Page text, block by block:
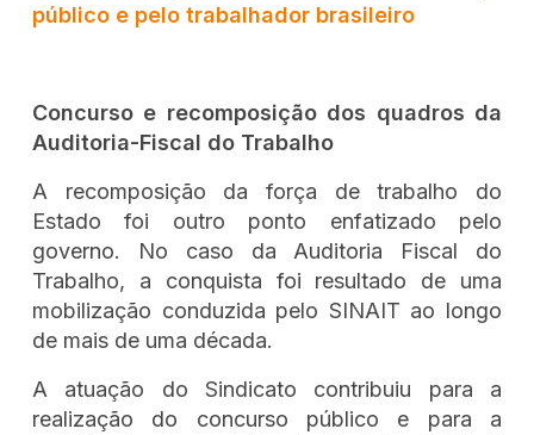
público e pelo trabalhador brasileiro
Concurso e recomposição dos quadros da
Auditoria-Fiscal do Trabalho
A recomposição da força de trabalho do
Estado foi outro ponto enfatizado pelo
governo. No caso da Auditoria Fiscal do
Trabalho, a conquista foi resultado de uma
mobilização conduzida pelo SINAIT ao longo
de mais de uma década.
A atuação do Sindicato contribuiu para a
realização do concurso público e para a